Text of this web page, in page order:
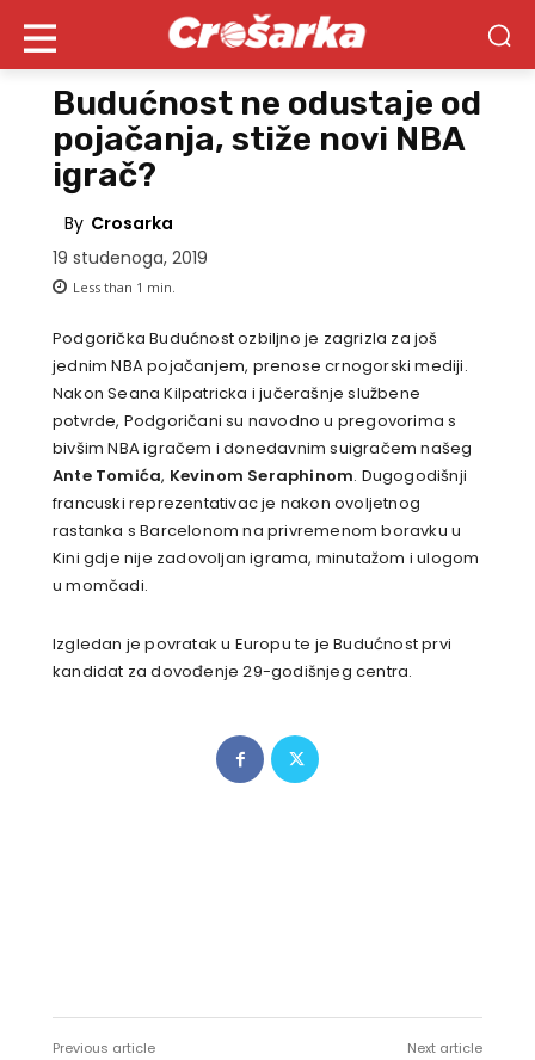
Budućnost ne odustaje od
pojačanja, stiže novi NBA
igrač?
By Crosarka
19 studenoga, 2019
Less than 1 min.
Podgorička Budućnost ozbiljno je zagrizla za još
jednim NBA pojačanjem, prenose crnogorski mediji.
Nakon Seana Kilpatricka i jučerašnje službene
potvrde, Podgoričani su navodno u pregovorima s
bivšim NBA igračem i donedavnim suigračem našeg
Ante Tomića, Kevinom Seraphinom. Dugogodišnji
francuski reprezentativac je nakon ovoljetnog
rastanka s Barcelonom na privremenom boravku u
Kini gdje nije zadovoljan igrama, minutažom i ulogom
u momčadi.
Izgledan je povratak u Europu te je Budućnost prvi
kandidat za dovođenje 29-godišnjeg centra.
Previous article Next article